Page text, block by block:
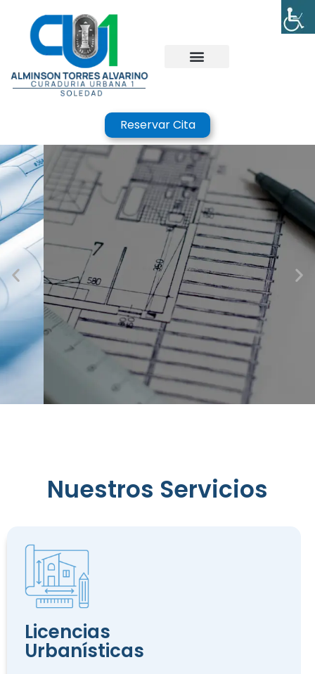
Reservar Cita
de
Edificación
Nuestros Servicios
Licencias
Urbanísticas